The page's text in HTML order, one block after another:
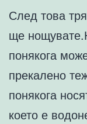
След това
ще
понякога
прекалено
понякога
което е